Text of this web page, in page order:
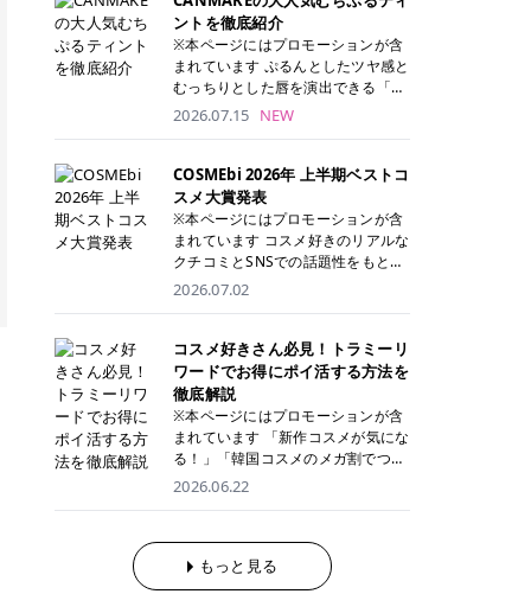
を用意する手間がなく、忙しい朝で
もサッと使えるのが魅力です。 ま
た、保湿成分を豊富に配合した商品
が多く、拭き取り後にそのまま部分
用パックとして使えるトナーパッド
も増えています。 一方、拭き取り化
粧水は液体タイプのため、コットン
整しやすく、お気に入りの化粧水を
使いたい方やコストを抑えて続けた
い方にもおすすめです。 トナーパッ
ドのメリット トナーパッドは、角質
ケア・保湿ケア・部分用パックまで
1枚で行える便利なスキンケアアイ
テムです。 ここでは、トナーパッド
す。 古い角質や皮脂汚れをやさしく
オフ トナーパッドを使用すること
で、洗顔だけでは落としきれない古
い角質や余分な皮脂汚れをやさしく
拭き取り、なめらかな肌へ整えま
す。 保湿ケアまで1枚でできる 保湿
成分を配合したトナーパッドなら、
ケアにもぴったりです。 部分パック
としても使える 多くのトナーパッド
は、乾燥が気になる頬や額、小鼻な
徴 脱毛器 詳細 フレイアクリニック
52,800円(税込)/5回 94,600円(税
込)/5回 肌への負担に配慮しなが
ら、コストパフォーマンスも重視し
たい方に！ メディオスターモノリス
メディオスターNeXT PRO 公式サイ
ト> レジーナクリニック 52,800円
(税込)/5回 99,000円(税込)/5回 ジェ
ントルシリーズを選べるため、脱毛
機にこだわりたい方におすすめ！ ジ
ェントルマックスプロ ジェントルマ
ックスプロプラス ジェントルレーズ
プロ ソプラノチタニウム 公式サイ
ト> エミナルクリニック 49,500円
(税込)/6回 93,500円(税込)/6回 エミ
定！月々払いも安くて通いやすい ク
リスタルプロ 公式サイト> リゼクリ
ニック 109,800円(税込)/5回 144,80
0円(税込)/5回 毛質に合わせて脱毛
機を選択可能！有効期限も5年と長
くマイペースに通いやすい ラシャ
メディオスターNeXT PRO ジェント
ルYAGプロ 公式サイト> ｜そもそも
うの？ 脱毛を考えたときに、まず悩
むのが「医療脱毛とエステ脱毛、ど
得になる割引キャンペーン、無料カ
ウンセリングから施術までの具体的
なステップを分かりやすく解説しま
す。 これから手軽に全身医療脱毛を
後までチェックして、ご自身にぴっ
ください！ クリニック 全身＋VIO
全身＋VIO＋顔 特徴 脱毛器 詳細 フ
レイアクリニック 52,800円(税込)/5
回 94,600円(税込)/5回 肌への負担
に配慮しながら、コストパフォーマ
ンスも重視したい方に！ メディオス
ターモノリス メディオスターNeXT
PRO 公式サイト> レジーナクリニッ
ク 52,800円(税込)/5回 99,000円(税
込)/5回 ジェントルシリーズを選べ
るため、脱毛機にこだわりたい方に
おすすめ！ ジェントルマックスプロ
ジェントルマックスプロプラス ジェ
ントルレーズプロ ソプラノチタニウ
ム 公式サイト> エミナルクリニック
49,500円(税込)/6回 93,500円(税
込)/6回 エミナルクリニックの始め
通いやすい クリスタルプロ 公式サ
イト> リゼクリニック 109,800円(税
ントを徹底紹介
※本ページにはプロモーションが含
まれています ぷるんとしたツヤ感と
むっちりとした唇を演出できる「C
ANMAKE（キャンメイク）むちぷる
湿ケアも叶えられることから、SNS
でも話題の人気リップです。 「自分
にはどのカラーが似合う？」「イエ
ベ・ブルベ別のおすすめは？」と気
になっている方も多いのではないで
とともにご紹介！それぞれの色味や
なメイクに合うのかまで詳しく解説
します✨ ※メイクアップ効果による
CANMAKE むちぷるティントとは？
CANMAKE むちぷるティントは、テ
ィント・プランパー・保湿ケアを1
本で叶えるリップです。 するすると
塗れるなめらかなテクスチャーで、
縦ジワをカバーしながら、むっちり
としたツヤのある唇を演出します。
るため、乾燥しにくくデイリー使い
にもぴったり！ アイテム詳細を見る
2026.07.15 NEW
COSMEbi 2026年 上半期ベストコ
スメ大賞発表
※本ページにはプロモーションが含
まれています コスメ好きのリアルな
クチコミとSNSでの話題性をもとに
選出された、COSMEbi 2026年上半
た名品たちを、カテゴリ別にご紹介
します。 本記事では、2025年11月
～2026年4月までの半年間におい
て、COSMEbi内でのクチコミとSN
Sでの話題性を元に選出されたコス
メやスキンケアなどの化粧品を「総
国コスメ」に分けて1位～3位までを
ランキング形式で発表！ 2026年上
半期 総合大賞 AMUSE（アミュー
ズ）「 ジェルフィットグロス」 👑
「ジェルフィットグロス」の特徴 唇
2026.07.02
コスメ好きさん必見！トラミーリ
ワードでお得にポイ活する方法を
徹底解説
※本ページにはプロモーションが含
まれています 「新作コスメが気にな
る！」「韓国コスメのメガ割でつい
買いすぎてしまう……」 そんな美容
を少し工夫するだけでポイントを貯
められるため、コスメやスキンケア
にかかる費用を少しでも抑えたい方
2026.06.22
もっと見る